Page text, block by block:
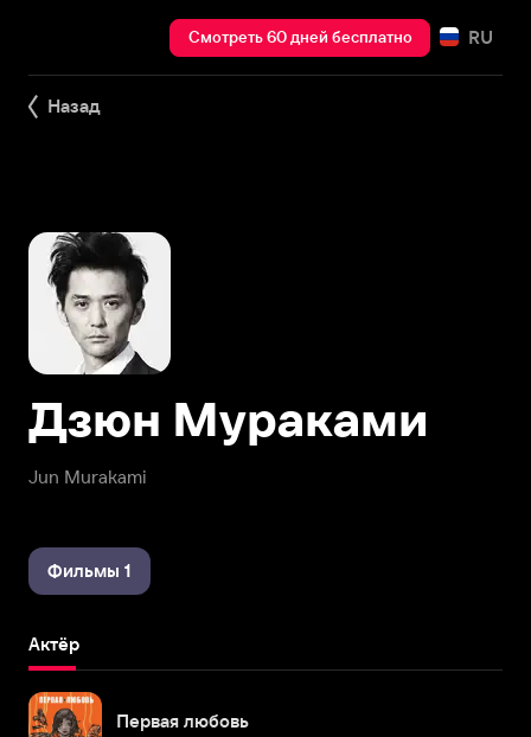
Смотреть 60 дней бесплатно RU
Назад
Jun Murakami
Дзюн Мураками
Фильмы 1
Актёр
Первая любовь